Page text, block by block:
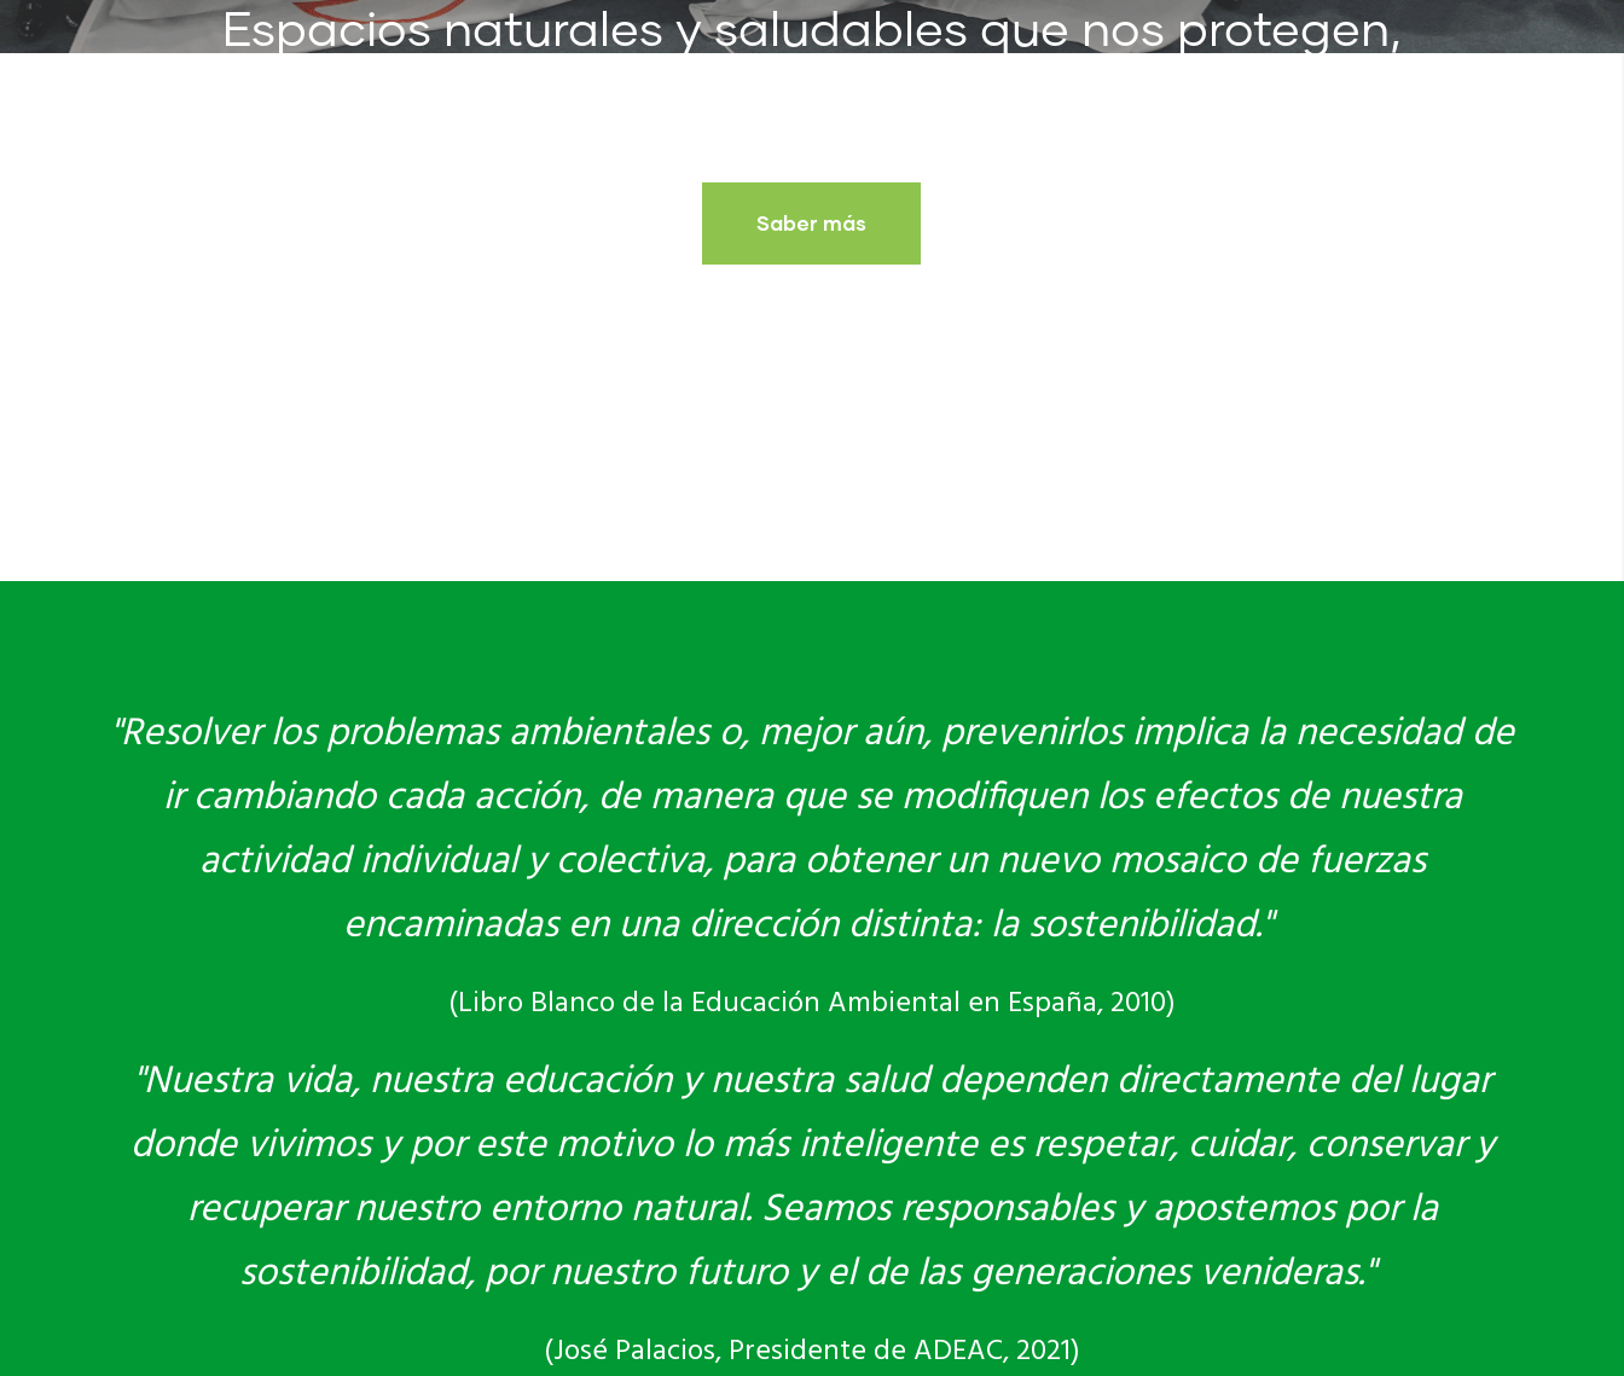
Espacios naturales y saludables que nos protegen,
Saber más
"Resolver los problemas ambientales o, mejor aún, prevenirlos implica la necesidad de
ir cambiando cada acción, de manera que se modifiquen los efectos de nuestra
actividad individual y colectiva, para obtener un nuevo mosaico de fuerzas
encaminadas en una dirección distinta: la sostenibilidad."
(Libro Blanco de la Educación Ambiental en España, 2010)
"Nuestra vida, nuestra educación y nuestra salud dependen directamente del lugar
donde vivimos y por este motivo lo más inteligente es respetar, cuidar, conservar y
recuperar nuestro entorno natural. Seamos responsables y apostemos por la
sostenibilidad, por nuestro futuro y el de las generaciones venideras."
(José Palacios, Presidente de ADEAC, 2021)